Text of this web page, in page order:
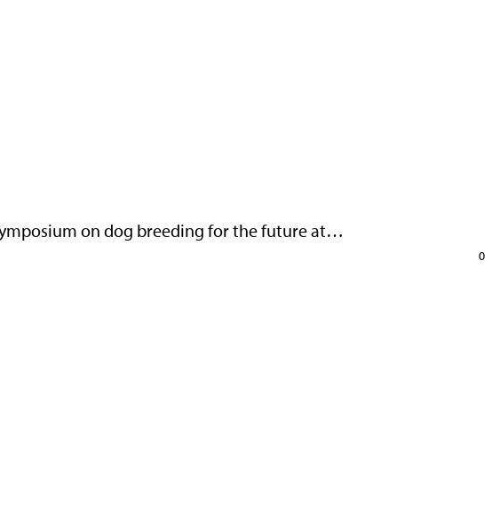
on dog breeding for the future at…
0